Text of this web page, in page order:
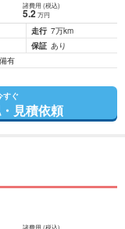
諸費用 (税込)
5.2 万円
走行 7万km
保証 あり
有
すぐ
見積依頼
諸費用 (税込)